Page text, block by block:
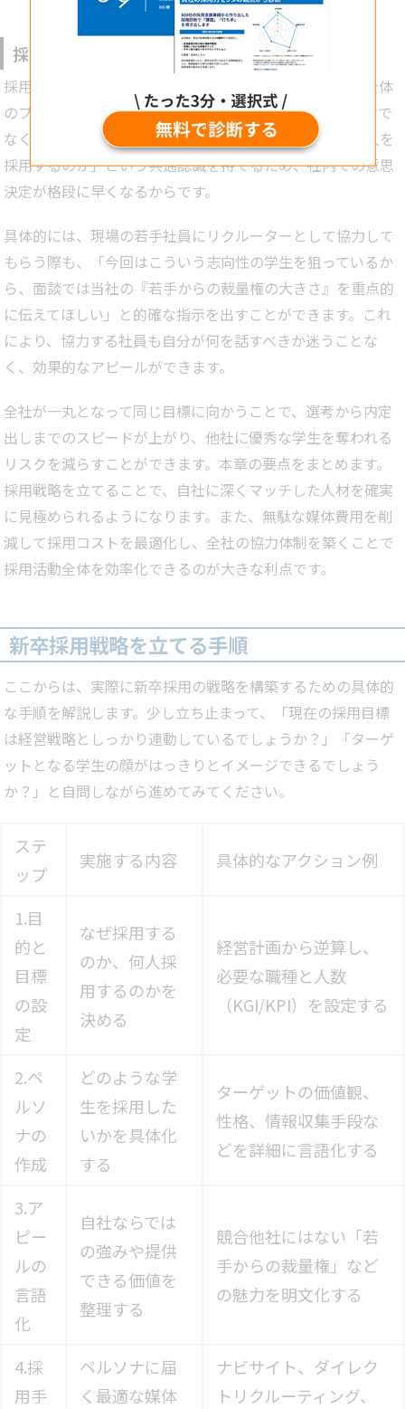
に対して、どれだけの成果やリターンを得られたのかを数値で可視
化する指標を指します。感覚や経験に頼らず、データをもとに採用
活動を見直すための重要な視点です。本記事では、採用ROIの基本
的な考え方から、具体…
採用活動全体の効率化
採用戦略を言語化して社内で共有することで、採用活動全体
のプロセスが効率的に進むようになります。人事部門だけで
なく、経営層や現場の面接官までが「なぜ、どのような人を
採用するのか」という共通認識を持てるため、社内での意思
決定が格段に早くなるからです。
具体的には、現場の若手社員にリクルーターとして協力して
もらう際も、「今回はこういう志向性の学生を狙っているか
ら、面談では当社の『若手からの裁量権の大きさ』を重点的
に伝えてほしい」と的確な指示を出すことができます。これ
により、協力する社員も自分が何を話すべきか迷うことな
く、効果的なアピールができます。
全社が一丸となって同じ目標に向かうことで、選考から内定
出しまでのスピードが上がり、他社に優秀な学生を奪われる
リスクを減らすことができます。本章の要点をまとめます。
採用戦略を立てることで、自社に深くマッチした人材を確実
に見極められるようになります。また、無駄な媒体費用を削
減して採用コストを最適化し、全社の協力体制を築くことで
採用活動全体を効率化できるのが大きな利点です。
新卒採用戦略を立てる手順
ここからは、実際に新卒採用の戦略を構築するための具体的
な手順を解説します。少し立ち止まって、「現在の採用目標
は経営戦略としっかり連動しているでしょうか？」「ターゲ
ットとなる学生の顔がはっきりとイメージできるでしょう
か？」と自問しながら進めてみてください。
ステ
ップ
実施する内容 具体的なアクション例
1.目
的と
目標
の設
定
なぜ採用する
のか、何人採
用するのかを
決める
経営計画から逆算し、
必要な職種と人数
（KGI/KPI）を設定する
2.ペ
ルソ
ナの
作成
どのような学
生を採用した
いかを具体化
する
ターゲットの価値観、
性格、情報収集手段な
どを詳細に言語化する
3.ア
ピー
ルの
言語
化
自社ならでは
の強みや提供
できる価値を
整理する
競合他社にはない「若
手からの裁量権」など
の魅力を明文化する
4.採
用手
ペルソナに届
く最適な媒体
ナビサイト、ダイレク
トリクルーティング、